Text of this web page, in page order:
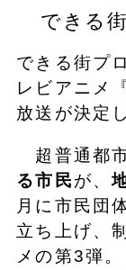
できる
できる街プ
レビアニメ
放送が決定
超普通都
る市民が、
月に市民団
立ち上げ、
メの第3弾。